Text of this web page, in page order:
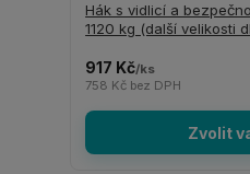
Hák s vidlicí a
1120 kg (další velikosti
917 Kč/ks
758 Kč bez DPH
Zvolit